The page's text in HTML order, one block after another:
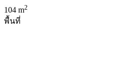
104 m2
พื้นที่